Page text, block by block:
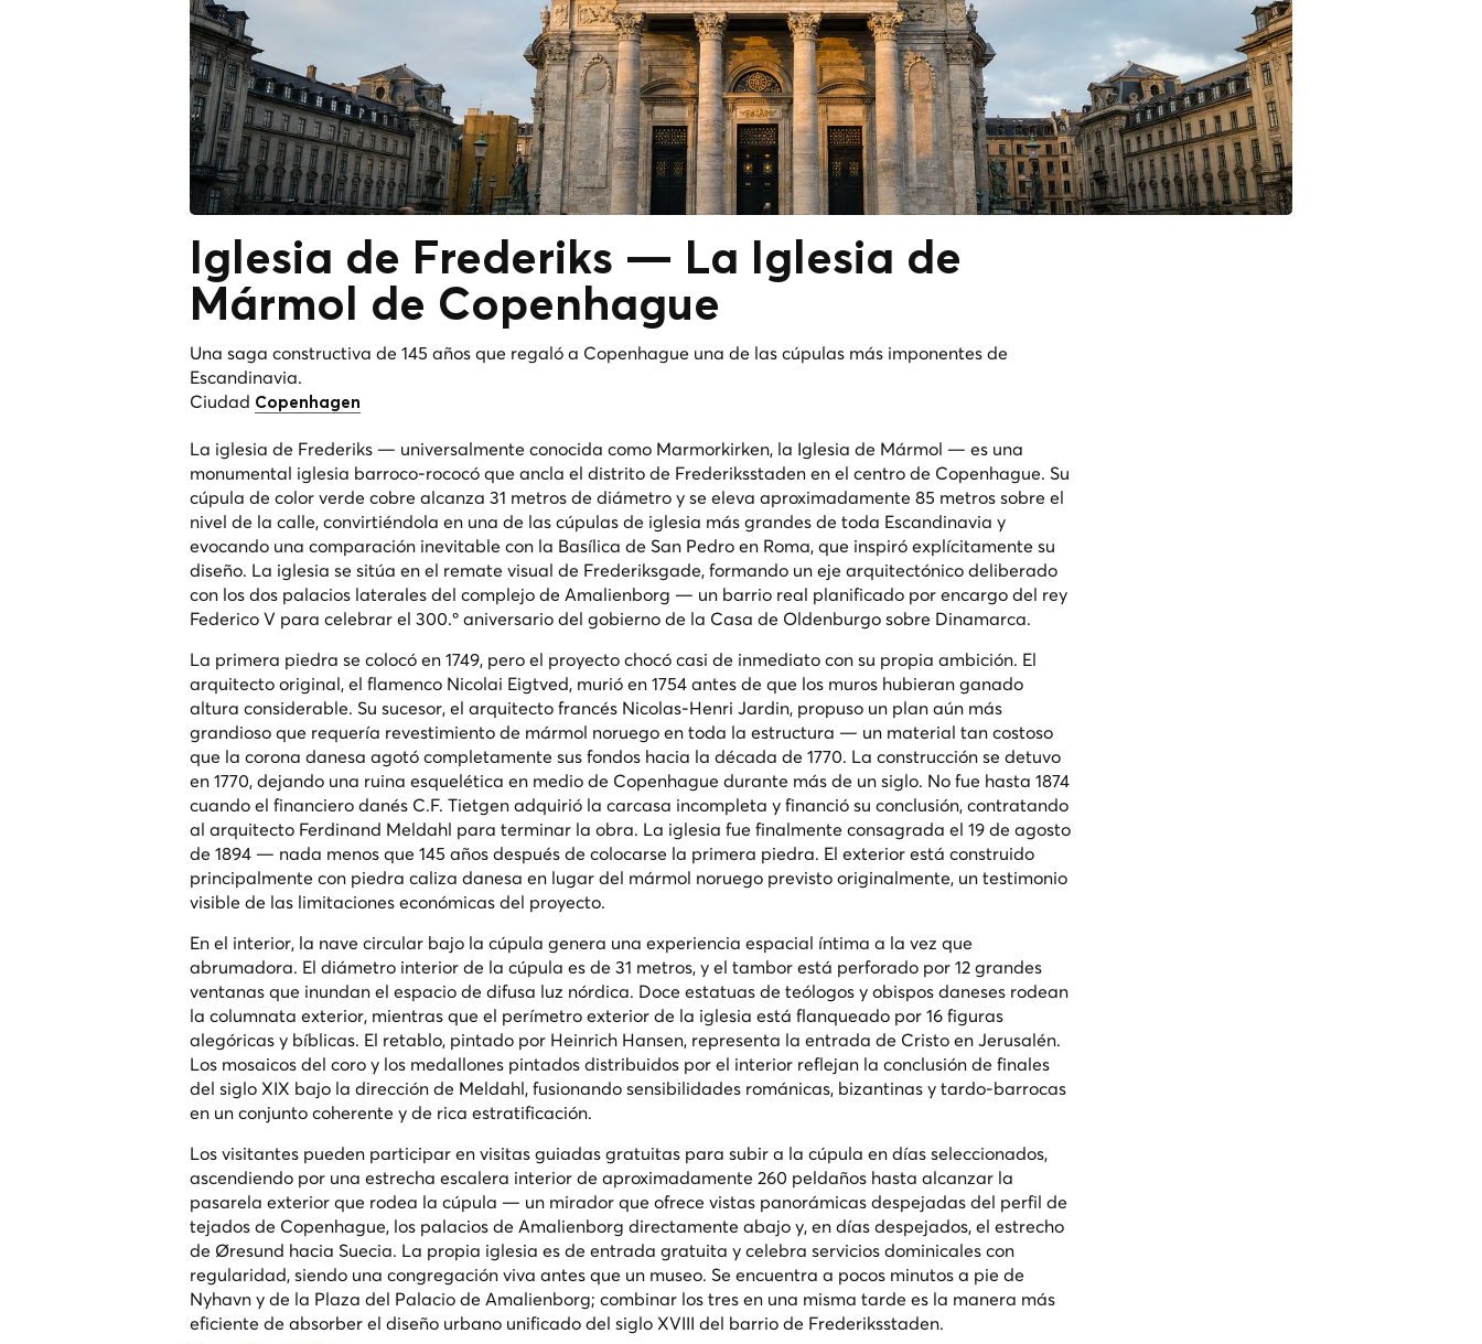
Iglesia de Frederiks — La Iglesia de
Mármol
de Copenhague
Una saga constructiva de 145 años que regaló a Copenhague una de las cúpulas más imponentes de
Escandinavia.
Ciudad Copenhagen
La iglesia de Frederiks — universalmente conocida como Marmorkirken, la Iglesia de Mármol — es una
monumental iglesia barroco-rococó que ancla el distrito de Frederiksstaden en el centro de Copenhague. Su
cúpula de color verde cobre alcanza 31 metros de diámetro y se eleva aproximadamente 85 metros sobre el
nivel de la calle, convirtiéndola en una de las cúpulas de iglesia más grandes de toda Escandinavia y
evocando una comparación inevitable con la Basílica de San Pedro en Roma, que inspiró explícitamente su
diseño. La iglesia se sitúa en el remate visual de Frederiksgade, formando un eje arquitectónico deliberado
con los dos palacios laterales del complejo de Amalienborg — un barrio real planificado por encargo del rey
Federico V para celebrar el 300.º aniversario del gobierno de la Casa de Oldenburgo sobre Dinamarca.
La primera piedra se colocó en 1749, pero el proyecto chocó casi de inmediato con su propia ambición. El
arquitecto original, el flamenco Nicolai Eigtved, murió en 1754 antes de que los muros hubieran ganado
altura considerable. Su sucesor, el arquitecto francés Nicolas-Henri Jardin, propuso un plan aún más
grandioso que requería revestimiento de mármol noruego en toda la estructura — un material tan costoso
que la corona danesa agotó completamente sus fondos hacia la década de 1770. La construcción se detuvo
en 1770, dejando una ruina esquelética en medio de Copenhague durante más de un siglo. No fue hasta 1874
cuando el financiero danés C.F. Tietgen adquirió la carcasa incompleta y financió su conclusión, contratando
al arquitecto Ferdinand Meldahl para terminar la obra. La iglesia fue finalmente consagrada el 19 de agosto
de 1894 — nada menos que 145 años después de colocarse la primera piedra. El exterior está construido
principalmente con piedra caliza danesa en lugar del mármol noruego previsto originalmente, un testimonio
visible de las limitaciones económicas del proyecto.
En el interior, la nave circular bajo la cúpula genera una experiencia espacial íntima a la vez que
abrumadora. El diámetro interior de la cúpula es de 31 metros, y el tambor está perforado por 12 grandes
ventanas que inundan el espacio de difusa luz nórdica. Doce estatuas de teólogos y obispos daneses rodean
la columnata exterior, mientras que el perímetro exterior de la iglesia está flanqueado por 16 figuras
alegóricas y bíblicas. El retablo, pintado por Heinrich Hansen, representa la entrada de Cristo en Jerusalén.
Los mosaicos del coro y los medallones pintados distribuidos por el interior reflejan la conclusión de finales
del siglo XIX bajo la dirección de Meldahl, fusionando sensibilidades románicas, bizantinas y tardo-barrocas
en un conjunto coherente y de rica estratificación.
Los visitantes pueden participar en visitas guiadas gratuitas para subir a la cúpula en días seleccionados,
ascendiendo por una estrecha escalera interior de aproximadamente 260 peldaños hasta alcanzar la
pasarela exterior que rodea la cúpula — un mirador que ofrece vistas panorámicas despejadas del perfil de
tejados de Copenhague, los palacios de Amalienborg directamente abajo y, en días despejados, el estrecho
de Øresund hacia Suecia. La propia iglesia es de entrada gratuita y celebra servicios dominicales con
regularidad, siendo una congregación viva antes que un museo. Se encuentra a pocos minutos a pie de
Nyhavn y de la Plaza del Palacio de Amalienborg; combinar los tres en una misma tarde es la manera más
eficiente de absorber el diseño urbano unificado del siglo XVIII del barrio de Frederiksstaden.